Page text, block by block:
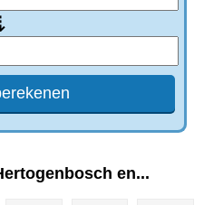
en...